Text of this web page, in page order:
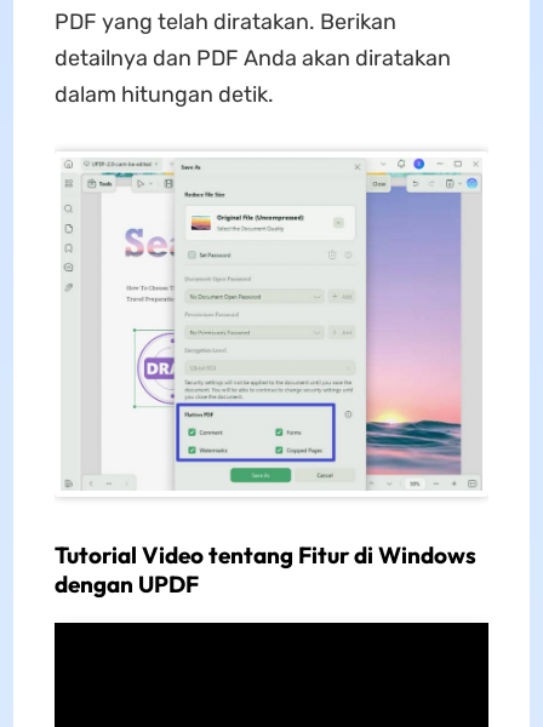
PDF yang telah diratakan. Berikan
detailnya dan PDF Anda akan diratakan
dalam hitungan detik.
Tutorial Video tentang Fitur di Windows
dengan UPDF